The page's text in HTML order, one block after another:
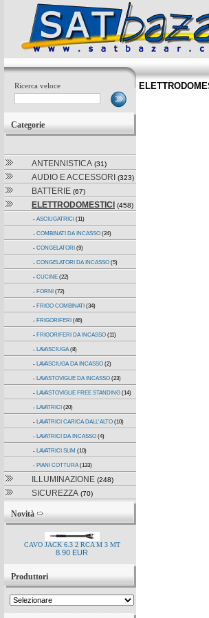
Ricerca veloce
Categorie
ANTENNISTICA (31)
AUDIO E ACCESSORI (323)
BATTERIE (67)
ELETTRODOMESTICI (458)
- ASCIUGATRICI (11)
- COMBINATI DA INCASSO (24)
- CONGELATORI (9)
- CONGELATORI DA INCASSO (5)
- CUCINE (22)
- FORNI (72)
- FRIGO COMBINATI (34)
- FRIGORIFERI (46)
- FRIGORIFERI DA INCASSO (11)
- LAVASCIUGA(8)
- LAVASCIUGA DA INCASSO (2)
- LAVASTOVIGLIE DA INCASSO (23)
- LAVASTOVIGLIE FREE STANDING (14)
- LAVATRICI (20)
- LAVATRICI CARICA DALL'ALTO (10)
- LAVATRICI DA INCASSO (4)
- LAVATRICI SLIM (10)
- PIANI COTTURA(133)
ILLUMINAZIONE (248)
SICUREZZA (70)
Novità
CAVO JACK 6.3 2 RCA M 3 MT
8.90 EUR
Produttori